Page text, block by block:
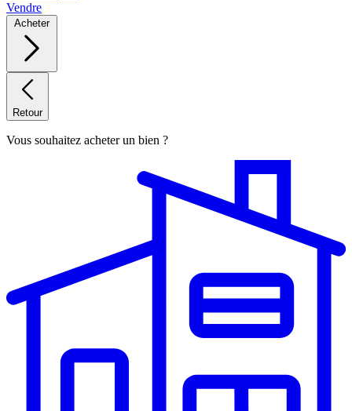
Vendre
Acheter
Retour
Vous souhaitez acheter un bien ?